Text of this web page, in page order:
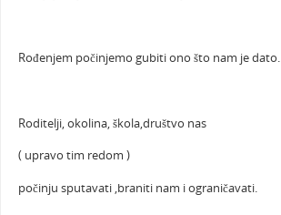
Rođenjem počinjemo gubiti ono što nam je dato.
Roditelji, okolina, škola,društvo nas
( upravo tim redom )
počinju sputavati ,braniti nam i ograničavati.